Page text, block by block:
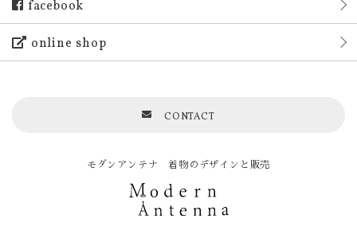
facebook
online shop
CONTACT
モダンアンテナ 着物のデザインと販売